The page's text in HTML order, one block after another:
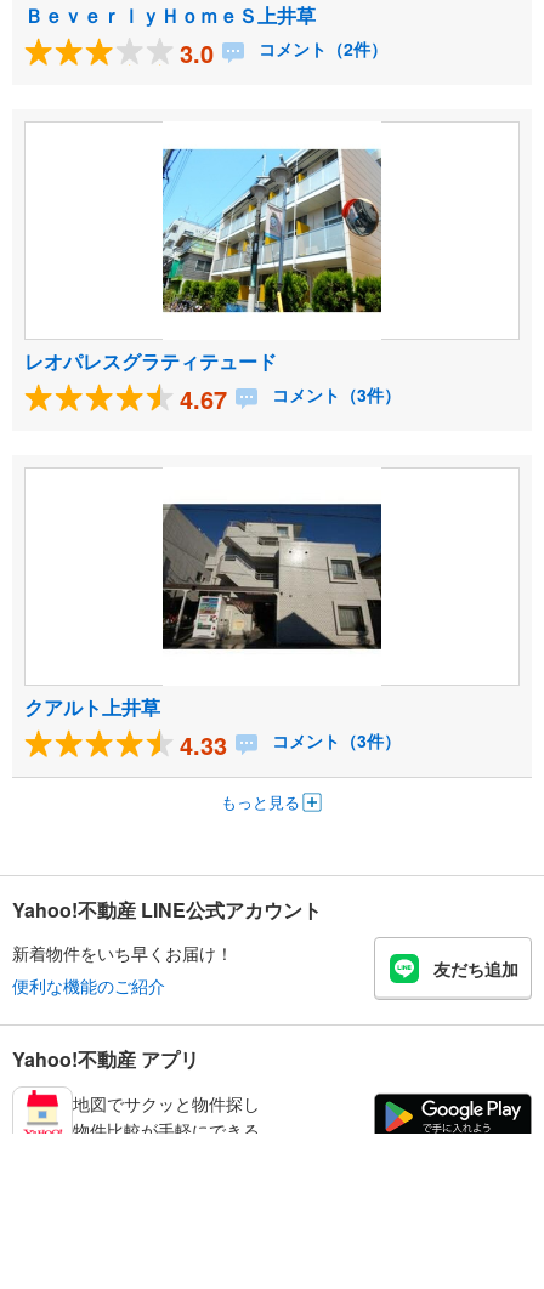
ＢｅｖｅｒｌｙＨｏｍｅＳ上井草
3.0 コメント（2件）
レオパレスグラティテュード
4.67 コメント（3件）
クアルト上井草
4.33 コメント（3件）
もっと見る
Yahoo!不動産 LINE公式アカウント
新着物件をいち早くお届け！
便利な機能のご紹介
友だち追加
Yahoo!不動産 アプリ
地図でサクッと物件探し
物件比較が手軽にできる